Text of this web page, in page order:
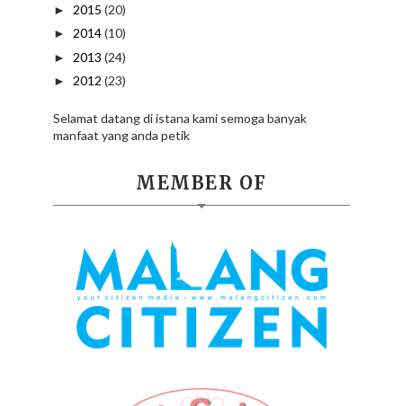
► 2015 (20)
► 2014(10)
► 2013 (24)
► 2012 (23)
Selamat datang di istana kami semoga banyak
manfaat yang anda petik
MEMBER OF